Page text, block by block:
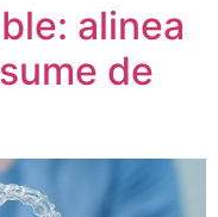
alinea
de